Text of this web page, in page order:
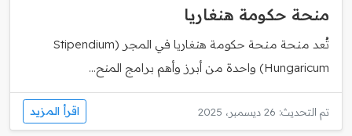
منحة حكومة هنغاريا
تُعد منحة منحة حكومة هنغاريا في المجر (Stipendium
Hungaricum) واحدة من أبرز وأهم برامج المنح...
تم التحديث: 26 ديسمبر، 2025 اقرأ المزيد